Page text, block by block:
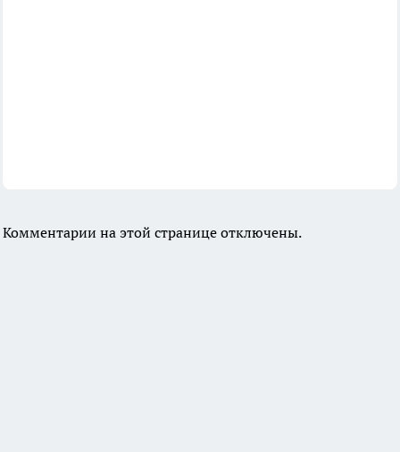
Комментарии на этой странице отключены.